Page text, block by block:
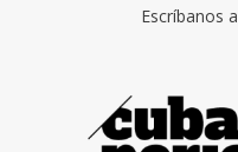
Escríbanos a